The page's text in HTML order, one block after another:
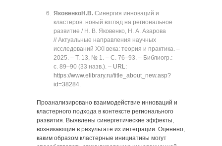
ЯковенкоН.В. Синергия инноваций и
кластеров: новый взгляд на региональное
развитие / Н. В. Яковенко, Н. А. Азарова
// Актуальные направления научных
исследований XXI века: теория и практика. ‒
2025. ‒ Т. 13, № 1. ‒ C. 76‒93. ‒ Библиогр.:
с. 89‒90 (33 назв.). ‒ URL:
https://www.elibrary.ru/title_about_new.asp?
id=38284.
Проанализировано взаимодействие инноваций и
кластерного подхода в контексте регионального
развития. Выявлены синергетические эффекты,
возникающие в результате их интеграции. Оценено,
каким образом кластерные инициативы могут